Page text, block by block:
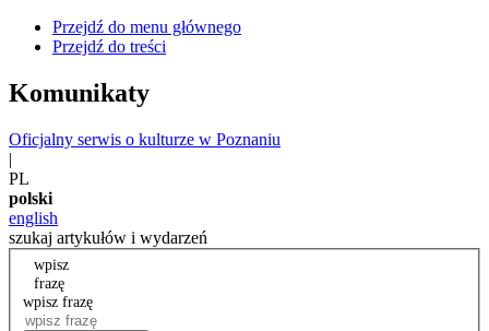
Przejdź do menu głównego
Przejdź do treści
Komunikaty
Oficjalny serwis o kulturze w Poznaniu
|
PL
polski
english
szukaj artykułów i wydarzeń
wpisz
frazę
wpisz frazę